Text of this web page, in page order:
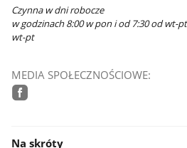
Czynna w dni robocze
w godzinach 8:00 w pon i od 7:30 od wt-
wt-pt
MEDIA SPOŁECZNOŚCIOWE:
Na skróty